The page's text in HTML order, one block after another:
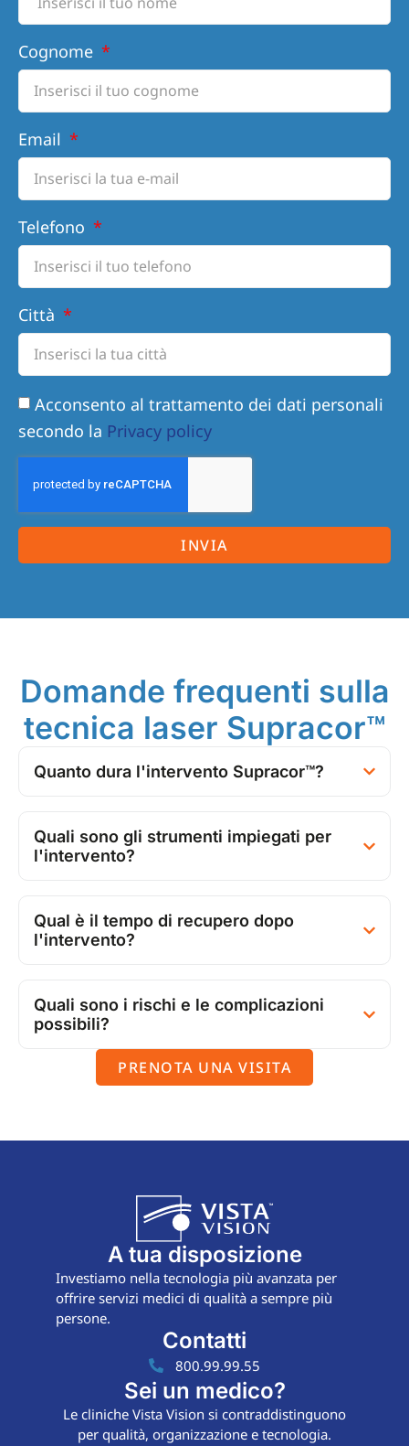
Cognome
Email
Telefono
Città
Acconsento al trattamento dei dati personali
secondo la Privacy policy
INVIA
Domande frequenti sulla
tecnica laser Supracor™
Quanto dura l'intervento Supracor™?
Quali sono gli strumenti impiegati per
l'intervento?
Qual è il tempo di recupero dopo
l'intervento?
Quali sono i rischi e le complicazioni
possibili?
PRENOTA UNA VISITA
A tua disposizione
Investiamo nella tecnologia più avanzata per
offrire servizi medici di qualità a sempre più
persone.
Contatti
800.99.99.55
Sei un medico?
Le cliniche Vista Vision si contraddistinguono
per qualità, organizzazione e tecnologia.